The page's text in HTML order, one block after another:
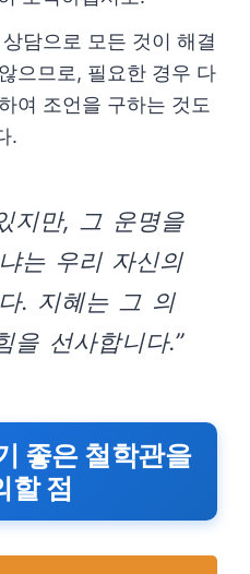
담으로 모든 것이 해결
으므로, 필요한 경우 다
여 조언을 구하는 것도
.
지만, 그 운명을
는 우리 자신의
. 지혜는 그 의
을 선사합니다.”
좋은 철학관을
할 점